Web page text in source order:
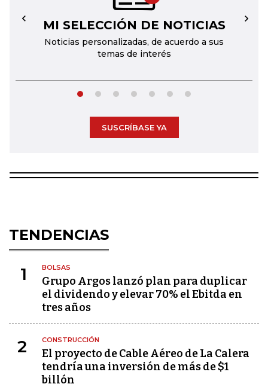
MI SELECCIÓN DE NOTICIAS
Noticias personalizadas, de acuerdo a sus
temas de interés
← →
SUSCRÍBASE YA
TENDENCIAS
1 BOLSAS
Grupo Argos lanzó plan para duplicar
el dividendo y elevar 70% el Ebitda en
tres años
2 CONSTRUCCIÓN
El proyecto de Cable Aéreo de La Calera
tendría una inversión de más de $1
billón